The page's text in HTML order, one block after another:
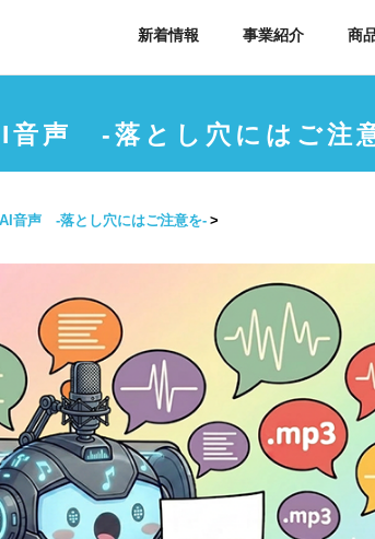
新着情報 事業紹介 商
音声 -落とし穴にはご注
音声 -落とし穴にはご注意を-